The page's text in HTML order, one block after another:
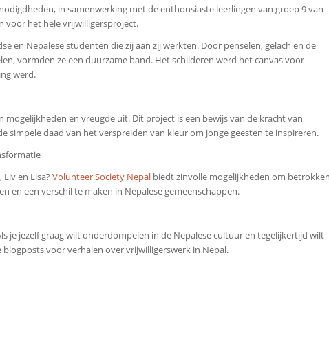
in samenwerking met de enthousiaste leerlingen van groep 9 van
voor het hele vrijwilligersproject.
en Nepalese studenten die zij aan zij werkten. Door penselen, gelach en de
vormden ze een duurzame band. Het schilderen werd het canvas voor
werd.
mogelijkheden en vreugde uit. Dit project is een bewijs van de kracht van
simpele daad van het verspreiden van kleur om jonge geesten te inspireren.
en Lisa? Volunteer Society Nepal biedt zinvolle mogelijkheden om
en een verschil te maken in Nepalese gemeenschappen.
je jezelf graag wilt onderdompelen in de Nepalese cultuur en tegelijkertijd wilt
voor verhalen over vrijwilligerswerk in Nepal.